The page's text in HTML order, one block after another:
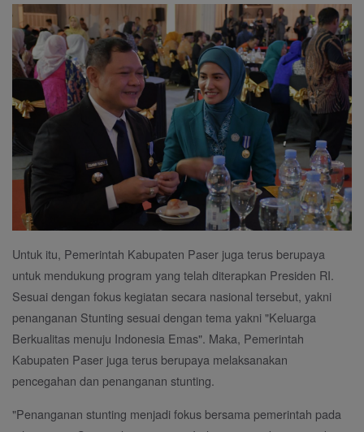
Untuk itu, Pemerintah Kabupaten Paser juga terus berupaya
untuk mendukung program yang telah diterapkan Presiden RI.
Sesuai dengan fokus kegiatan secara nasional tersebut, yakni
penanganan Stunting sesuai dengan tema yakni "Keluarga
Berkualitas menuju Indonesia Emas". Maka, Pemerintah
Kabupaten Paser juga terus berupaya melaksanakan
pencegahan dan penanganan stunting.
"Penanganan stunting menjadi fokus bersama pemerintah pada